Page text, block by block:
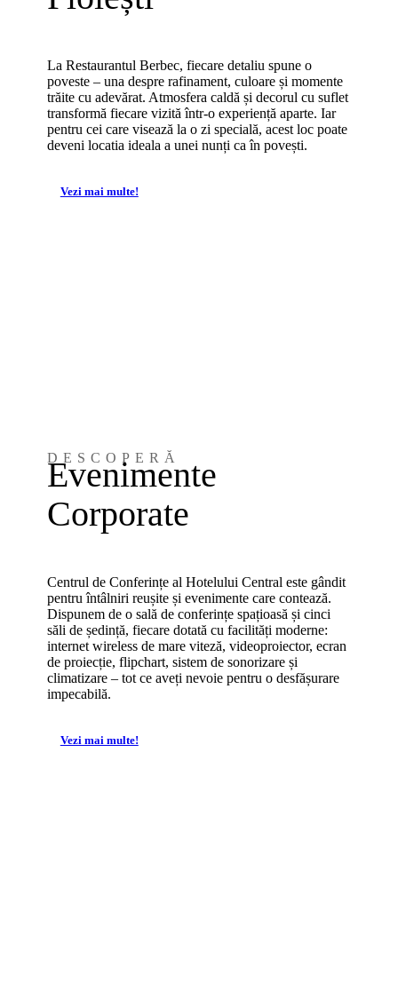
La Restaurantul Berbec, fiecare detaliu spune o
poveste – una despre rafinament, culoare și momente
trăite cu adevărat. Atmosfera caldă și decorul cu suflet
transformă fiecare vizită într-o experiență aparte. Iar
pentru cei care visează la o zi specială, acest loc poate
deveni locatia ideala a unei nunți ca în povești.
Vezi mai multe!
DESCOPERĂ
Evenimente
Corporate
Centrul de Conferințe al Hotelului Central este gândit
pentru întâlniri reușite și evenimente care contează.
Dispunem de o sală de conferințe spațioasă și cinci
săli de ședință, fiecare dotată cu facilități moderne:
internet wireless de mare viteză, videoproiector, ecran
de proiecție, flipchart, sistem de sonorizare și
climatizare – tot ce aveți nevoie pentru o desfășurare
impecabilă.
Vezi mai multe!